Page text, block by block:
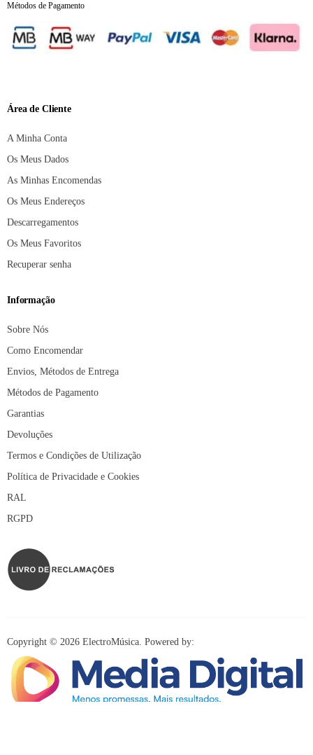
Métodos de Pagamento
Área de Cliente
A Minha Conta
Os Meus Dados
As Minhas Encomendas
Os Meus Endereços
Descarregamentos
Os Meus Favoritos
Recuperar senha
Informação
Sobre Nós
Como Encomendar
Envios, Métodos de Entrega
Métodos de Pagamento
Garantias
Devoluções
Termos e Condições de Utilização
Política de Privacidade e Cookies
RAL
RGPD
Copyright © 2026 ElectroMúsica. Powered by: